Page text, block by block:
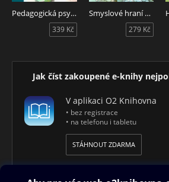
Pedagogická psychologie
339 Kč
Smyslové hraní pro batolata a předškoláky
279 Kč
Jak číst zakoupené e-knihy
V aplikaci O2 Knihovna
• bez registrace
• na telefonu i tabletu
STÁHNOUT ZDARMA